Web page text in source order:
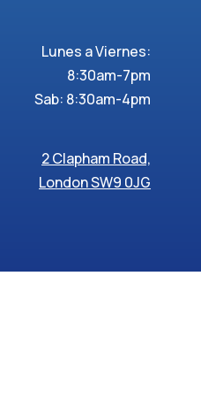
Lunes a Viernes:
8:30am-7pm
Sab: 8:30am-4pm
2 Clapham Road,
London SW9 0JG